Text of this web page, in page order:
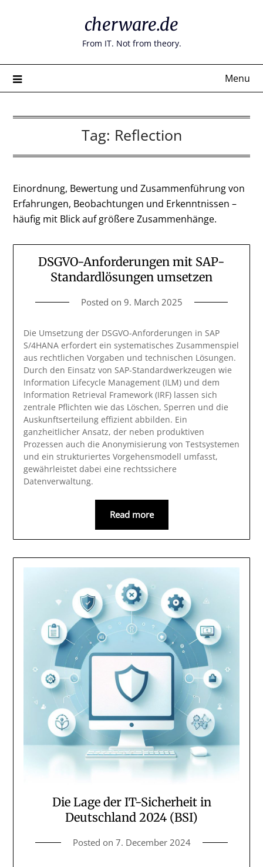
cherware.de
From IT. Not from theory.
Menu
Tag: Reflection
Einordnung, Bewertung und Zusammenführung von
Erfahrungen, Beobachtungen und Erkenntnissen –
häufig mit Blick auf größere Zusammenhänge.
DSGVO-Anforderungen mit SAP-
Standardlösungen umsetzen
Posted on 9. March 2025
Die Umsetzung der DSGVO-Anforderungen in SAP
S/4HANA erfordert ein systematisches Zusammenspiel
aus rechtlichen Vorgaben und technischen Lösungen.
Durch den Einsatz von SAP-Standardwerkzeugen wie
Information Lifecycle Management (ILM) und dem
Information Retrieval Framework (IRF) lassen sich
zentrale Pflichten wie das Löschen, Sperren und die
Auskunftserteilung effizient abbilden. Ein
ganzheitlicher Ansatz, der neben produktiven
Prozessen auch die Anonymisierung von Testsystemen
und ein strukturiertes Vorgehensmodell umfasst,
gewährleistet dabei eine rechtssichere
Datenverwaltung.
Read more
Die Lage der IT-Sicherheit in
Deutschland 2024 (BSI)
Posted on 7. December 2024